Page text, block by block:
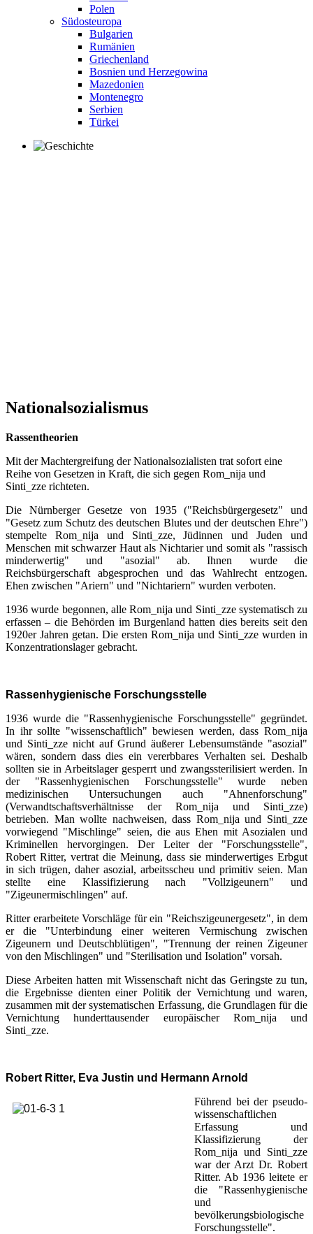
Polen
Südosteuropa
Bulgarien
Rumänien
Griechenland
Bosnien und Herzegowina
Mazedonien
Montenegro
Serbien
Türkei
Nationalsozialismus
Rassentheorien
Mit der Machtergreifung der Nationalsozialisten trat sofort eine
Reihe von Gesetzen in Kraft, die sich gegen Rom_nija und
Sinti_zze richteten.
Die Nürnberger Gesetze von 1935 ("Reichsbürgergesetz" und
"Gesetz zum Schutz des deutschen Blutes und der deutschen Ehre")
stempelte Rom_nija und Sinti_zze, Jüdinnen und Juden und
Menschen mit schwarzer Haut als Nichtarier und somit als "rassisch
minderwertig" und "asozial" ab. Ihnen wurde die
Reichsbürgerschaft abgesprochen und das Wahlrecht entzogen.
Ehen zwischen "Ariern" und "Nichtariern" wurden verboten.
1936 wurde begonnen, alle Rom_nija und Sinti_zze systematisch zu
erfassen – die Behörden im Burgenland hatten dies bereits seit den
1920er Jahren getan. Die ersten Rom_nija und Sinti_zze wurden in
Konzentrationslager gebracht.
Rassenhygienische Forschungsstelle
1936 wurde die "Rassenhygienische Forschungsstelle" gegründet.
In ihr sollte "wissenschaftlich" bewiesen werden, dass Rom_nija
und Sinti_zze nicht auf Grund äußerer Lebensumstände "asozial"
wären, sondern dass dies ein vererbbares Verhalten sei. Deshalb
sollten sie in Arbeitslager gesperrt und zwangssterilisiert werden. In
der "Rassenhygienischen Forschungsstelle" wurde neben
medizinischen Untersuchungen auch "Ahnenforschung"
(Verwandtschaftsverhältnisse der Rom_nija und Sinti_zze)
betrieben. Man wollte nachweisen, dass Rom_nija und Sinti_zze
vorwiegend "Mischlinge" seien, die aus Ehen mit Asozialen und
Kriminellen hervorgingen. Der Leiter der "Forschungsstelle",
Robert Ritter, vertrat die Meinung, dass sie minderwertiges Erbgut
in sich trügen, daher asozial, arbeitsscheu und primitiv seien. Man
stellte eine Klassifizierung nach "Vollzigeunern" und
"Zigeunermischlingen" auf.
Ritter erarbeitete Vorschläge für ein "Reichszigeunergesetz", in dem
er die "Unterbindung einer weiteren Vermischung zwischen
Zigeunern und Deutschblütigen", "Trennung der reinen Zigeuner
von den Mischlingen" und "Sterilisation und Isolation" vorsah.
Diese Arbeiten hatten mit Wissenschaft nicht das Geringste zu tun,
die Ergebnisse dienten einer Politik der Vernichtung und waren,
zusammen mit der systematischen Erfassung, die Grundlagen für die
Vernichtung hunderttausender europäischer Rom_nija und
Sinti_zze.
Robert Ritter, Eva Justin und Hermann Arnold
Führend bei der pseudo-
wissenschaftlichen
Erfassung und
Klassifizierung der
Rom_nija und Sinti_zze
war der Arzt Dr. Robert
Ritter. Ab 1936 leitete er
die "Rassenhygienische
und
bevölkerungsbiologische
Forschungsstelle".